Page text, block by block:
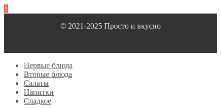
↑
© 2021-2025 Просто и вкусно
Первые блюда
Вторые блюда
Салаты
Напитки
Сладкое